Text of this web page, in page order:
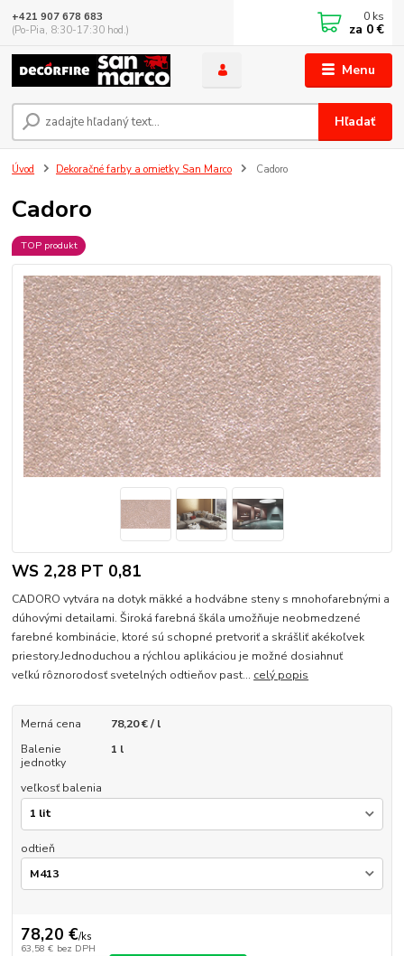
Menu
Hľadať
+421 907 678 683
(Po-Pia, 8:30-17:30 hod.)
0 ks
za 0 €
Úvod Dekoračné farby a omietky San Marco Cadoro
Cadoro
TOP produkt
WS 2,28 PT 0,81
CADORO vytvára na dotyk mäkké a hodvábne steny s mnohofarebnými a
dúhovými detailami. Široká farebná škála umožňuje neobmedzené
farebné kombinácie, ktoré sú schopné pretvoriť a skrášliť akékoľvek
priestory.Jednoduchou a rýchlou aplikáciou je možné dosiahnuť
veľkú rôznorodosť svetelných odtieňov past... celý popis
Merná cena
78,20 € / l
Balenie
jednotky
1 l
veľkosť balenia
odtieň
78,20 €/ks
63,58 € bez DPH